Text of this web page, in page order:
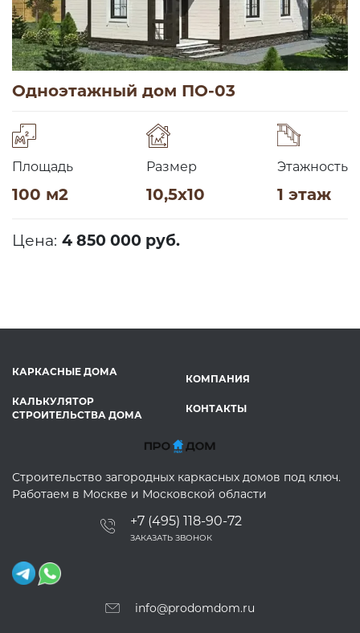
Одноэтажный дом ПО-03
Площадь
100 м2
Размер
10,5х10
Этажность
1 этаж
Цена: 4 850 000 руб.
КАРКАСНЫЕ ДОМА
КАЛЬКУЛЯТОР
СТРОИТЕЛЬСТВА ДОМА
КОМПАНИЯ
КОНТАКТЫ
Строительство загородных каркасных домов под ключ.
Работаем в Москве и Московской области
+7 (495) 118-90-72
ЗАКАЗАТЬ ЗВОНОК
info@prodomdom.ru